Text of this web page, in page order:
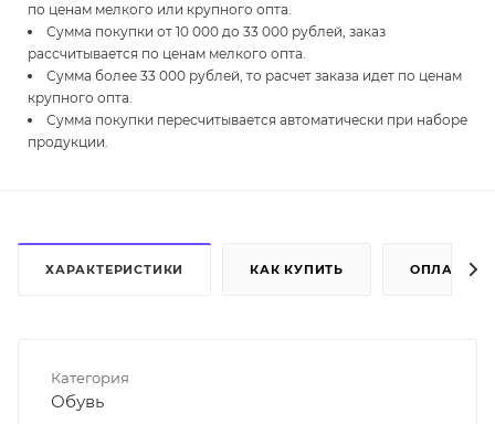
по ценам мелкого или крупного опта.
Сумма покупки от 10 000 до 33 000 рублей, заказ
рассчитывается по ценам мелкого опта.
Сумма более 33 000 рублей, то расчет заказа идет по ценам
крупного опта.
Сумма покупки пересчитывается автоматически при наборе
продукции.
ХАРАКТЕРИСТИКИ КАК КУПИТЬ ОПЛАТА
Категория
Обувь